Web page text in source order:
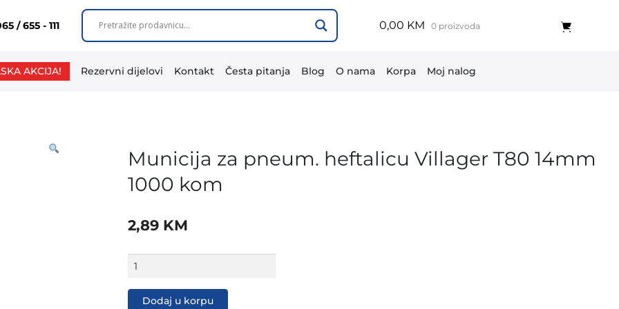
/ 655 - 111 0,00 KM 0 proizvoda
AKCIJA! Rezervni dijelovi Kontakt Česta pitanja Blog O nama Korpa Moj nalog
Municija za pneum. heftalicu Villager T80 14mm
1000 kom
2,89 KM
za
heftalicu
Dodaj u korpu